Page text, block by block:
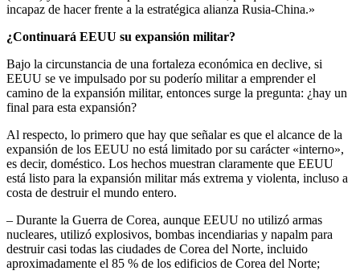
incapaz de hacer frente a la estratégica alianza Rusia-China.»
¿Continuará EEUU su expansión militar?
Bajo la circunstancia de una fortaleza económica en declive, si
EEUU se ve impulsado por su poderío militar a emprender el
camino de la expansión militar, entonces surge la pregunta: ¿hay un
final para esta expansión?
Al respecto, lo primero que hay que señalar es que el alcance de la
expansión de los EEUU no está limitado por su carácter «interno»,
es decir, doméstico. Los hechos muestran claramente que EEUU
está listo para la expansión militar más extrema y violenta, incluso a
costa de destruir el mundo entero.
– Durante la Guerra de Corea, aunque EEUU no utilizó armas
nucleares, utilizó explosivos, bombas incendiarias y napalm para
destruir casi todas las ciudades de Corea del Norte, incluido
aproximadamente el 85 % de los edificios de Corea del Norte;